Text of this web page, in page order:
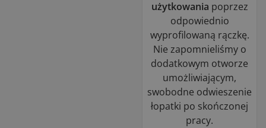
użytkowania poprzez
odpowiednio
wyprofilowaną rączkę.
Nie zapomnieliśmy o
dodatkowym otworze
umożliwiającym,
swobodne odwieszenie
łopatki po skończonej
pracy.